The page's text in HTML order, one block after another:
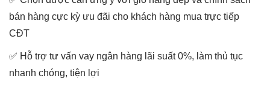
bán hàng cực kỳ ưu đãi cho khách hàng mua trực tiếp
CĐT
✅ Hỗ trợ tư vấn vay ngân hàng lãi suất 0%, làm thủ tục
nhanh chóng, tiện lợi